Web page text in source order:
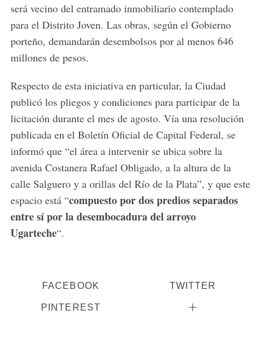
será vecino del entramado inmobiliario contemplado
para el Distrito Joven. Las obras, según el Gobierno
porteño, demandarán desembolsos por al menos 646
millones de pesos.
Respecto de esta iniciativa en particular, la Ciudad
publicó los pliegos y condiciones para participar de la
licitación durante el mes de agosto. Vía una resolución
publicada en el Boletín Oficial de Capital Federal, se
informó que “el área a intervenir se ubica sobre la
avenida Costanera Rafael Obligado, a la altura de la
calle Salguero y a orillas del Río de la Plata”, y que este
espacio está “compuesto por dos predios separados
entre sí por la desembocadura del arroyo
Ugarteche“.
FACEBOOK TWITTER
PINTEREST